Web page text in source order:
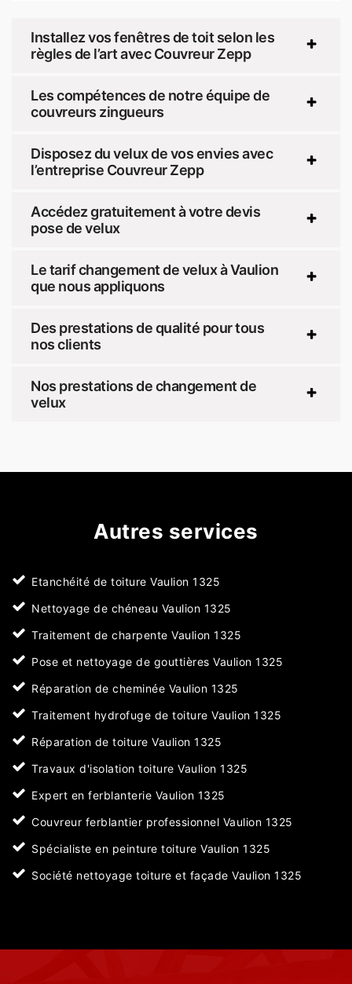
Installez vos fenêtres de toit selon les
règles de l’art avec Couvreur Zepp
Les compétences de notre équipe de
couvreurs zingueurs
Disposez du velux de vos envies avec
l’entreprise Couvreur Zepp
Accédez gratuitement à votre devis
pose de velux
Le tarif changement de velux à Vaulion
que nous appliquons
Des prestations de qualité pour tous
nos clients
Nos prestations de changement de
velux
Autres services
Etanchéité de toiture Vaulion 1325
Nettoyage de chéneau Vaulion 1325
Traitement de charpente Vaulion 1325
Pose et nettoyage de gouttières Vaulion 1325
Réparation de cheminée Vaulion 1325
Traitement hydrofuge de toiture Vaulion 1325
Réparation de toiture Vaulion 1325
Travaux d'isolation toiture Vaulion 1325
Expert en ferblanterie Vaulion 1325
Couvreur ferblantier professionnel Vaulion 1325
Spécialiste en peinture toiture Vaulion 1325
Société nettoyage toiture et façade Vaulion 1325